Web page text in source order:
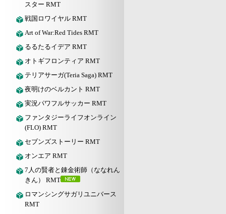
スター RMT
戦国ロワイヤル RMT
Art of War:Red Tides RMT
るるたるイデア RMT
オトギフロンティア RMT
テリアサーガ(Teria Saga) RMT
夜明けのベルカント RMT
実況パワフルサッカー RMT
ファンタジーライフオンライン
(FLO) RMT
セブンズストーリー RMT
オンエア RMT
7人の賢者と錬金術師（ななれん
きん） RMT
ロマンシングサガリユニバース
RMT